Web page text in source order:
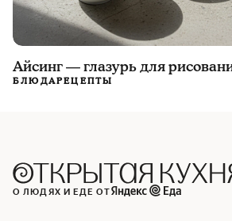
Айсинг — глазурь для
БЛЮДАРЕЦЕПТЫ
О ЛЮДЯХ И ЕДЕ ОТ